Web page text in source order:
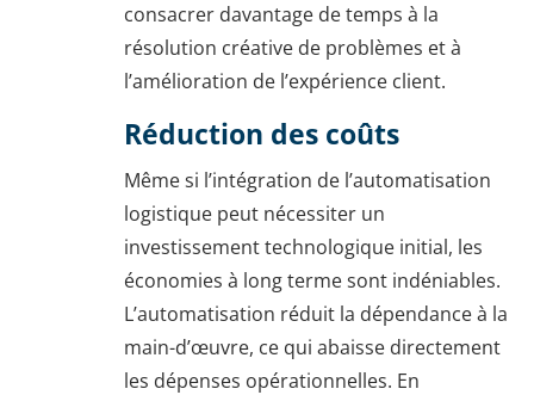
consacrer davantage de temps à la
résolution créative de problèmes et à
l’amélioration de l’expérience client.
Réduction des coûts
Même si l’intégration de l’automatisation
logistique peut nécessiter un
investissement technologique initial, les
économies à long terme sont indéniables.
L’automatisation réduit la dépendance à la
main-d’œuvre, ce qui abaisse directement
les dépenses opérationnelles. En